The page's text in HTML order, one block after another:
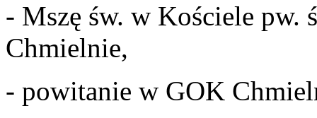
- Mszę św. w Kościele pw.
Chmielnie,
- powitanie w GOK